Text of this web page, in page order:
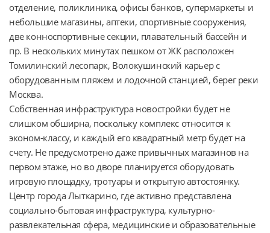
отделение, поликлиника, офисы банков, супермаркеты и
небольшие магазины, аптеки, спортивные сооружения,
две конноспортивные секции, плавательный бассейн и
пр. В нескольких минутах пешком от ЖК расположен
Томилинский лесопарк, Волокушинский карьер с
оборудованным пляжем и лодочной станцией, берег реки
Москва.
Собственная инфраструктура новостройки будет не
слишком обширна, поскольку комплекс относится к
эконом-классу, и каждый его квадратный метр будет на
счету. Не предусмотрено даже привычных магазинов на
первом этаже, но во дворе планируется оборудовать
игровую площадку, тротуары и открытую автостоянку.
Центр города Лыткарино, где активно представлена
социально-бытовая инфраструктура, культурно-
развлекательная сфера, медицинские и образовательные